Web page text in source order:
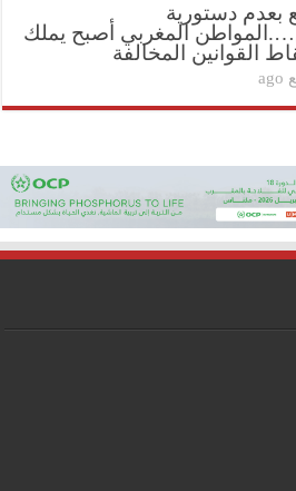
بعدم دستورية
المغربي أصبح يملك
القوانين المخالفة